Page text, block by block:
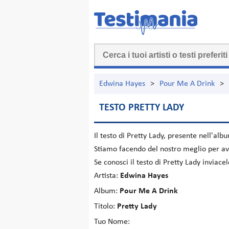
Edwina Hayes > Pour Me A Drink >
TESTO PRETTY LADY
Il testo di Pretty Lady, presente
Stiamo facendo del nostro meglio per
Se conosci il testo di Pretty Lady
Artista: Edwina Hayes
Album: Pour Me A Drink
Titolo: Pretty Lady
Tuo Nome: